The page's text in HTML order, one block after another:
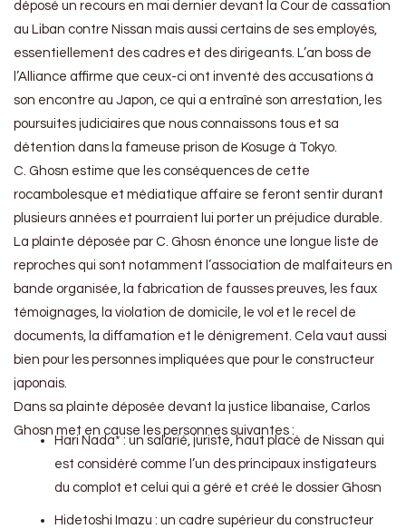
déposé un recours en mai dernier devant la Cour de cassation
au Liban contre Nissan mais aussi certains de ses employés,
essentiellement des cadres et des dirigeants. L’an boss de
l’Alliance affirme que ceux-ci ont inventé des accusations à
son encontre au Japon, ce qui a entraîné son arrestation, les
poursuites judiciaires que nous connaissons tous et sa
détention dans la fameuse prison de Kosuge à Tokyo.
C. Ghosn estime que les conséquences de cette
rocambolesque et médiatique affaire se feront sentir durant
plusieurs années et pourraient lui porter un préjudice durable.
La plainte déposée par C. Ghosn énonce une longue liste de
reproches qui sont notamment l’association de malfaiteurs en
bande organisée, la fabrication de fausses preuves, les faux
témoignages, la violation de domicile, le vol et le recel de
documents, la diffamation et le dénigrement. Cela vaut aussi
bien pour les personnes impliquées que pour le constructeur
japonais.
Dans sa plainte déposée devant la justice libanaise, Carlos
Ghosn met en cause les personnes suivantes :
Hari Nada* : un salarié, juriste, haut placé de Nissan qui
est considéré comme l’un des principaux instigateurs
du complot et celui qui a géré et créé le dossier Ghosn
Hidetoshi Imazu : un cadre supérieur du constructeur